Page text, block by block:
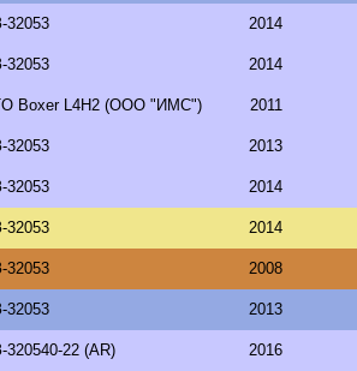
32053 2014
32053 2014
Boxer L4H2 (ООО "ИМС") 2011
32053 2013
32053 2014
32053 2014
32053 2008
32053 2013
320540-22 (AR) 2016